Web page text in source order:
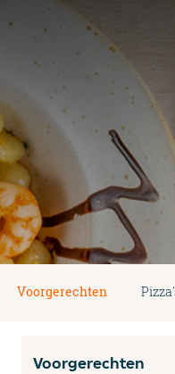
Voorgerechten
Voorgerechten